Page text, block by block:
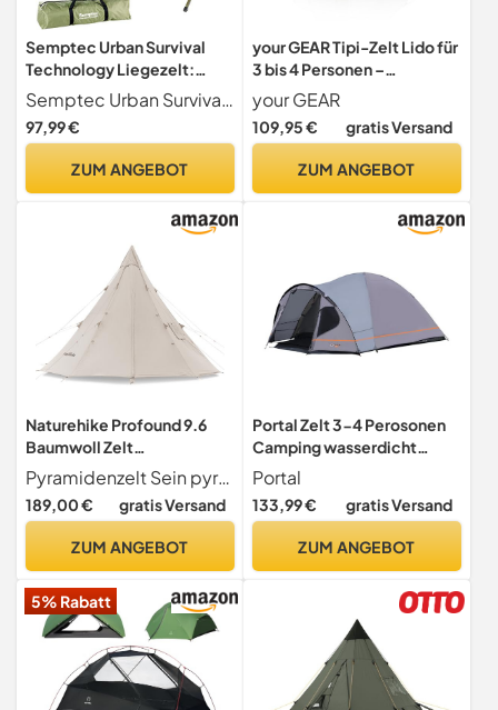
Semptec Urban Survival
Technology Liegezelt:
2in1-Zelt mit Alu-Feldbett,
1200 mm Wassersäule, 193
x 78 x 160 cm (Bettzelt,
Semptec Urban Survival Technology
97,99 €
ZUM ANGEBOT
your GEAR Tipi-Zelt Lido für
3 bis 4 Personen –
Pyramidenzelt mit
eingenähtem Boden –
Campingzelt mit UV 50+
Wassersäule – 220 cm
– Festivalzelt Beige/Grau
your GEAR
109,95 € gratis Versand
ZUM ANGEBOT
Naturehike Profound 9.6
Baumwoll Zelt
Pyramidenzelt Tipi Zelt
Firstzelte 4-6 Personen
Indianerzelt Wasserdicht
Aufbau Pyramidenzelt für
Pyramidenzelt Sein pyramidenförmiges Design ist nicht nur schön, sondern auch strukturell stabil, wodurch der Platz im Zelt maximiert werden kann. Das basislose Design macht den Auf- und Abbau des Zeltes einfacher und schneller, das Gewicht ist geringer und es kann sich an eine Vielzahl von Geländeformen anpassen.
189,00 € gratis Versand
ZUM ANGEBOT
Portal Zelt 3-4 Perosonen
Camping wasserdicht
4000mm Kuppelzelt mit
Vorzelt Familienzelt
Festivalzelt für Camping
Portal
133,99 € gratis Versand
ZUM ANGEBOT
5% Rabatt